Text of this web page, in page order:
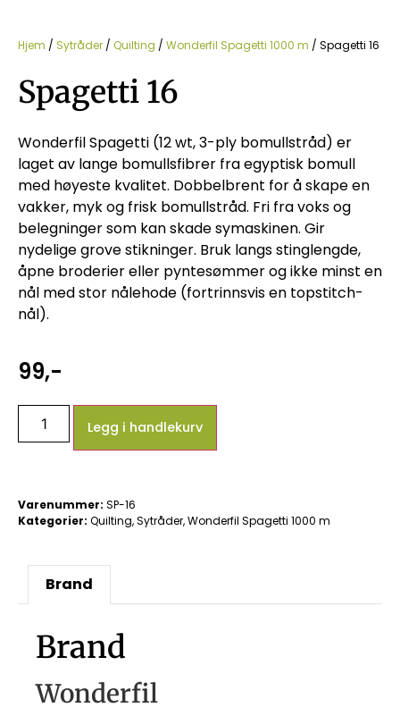
Hjem / Sytråder / Quilting / Wonderfil Spagetti 1000 m / Spagetti 16
Spagetti 16
Wonderfil Spagetti (12 wt, 3-ply bomullstråd) er
laget av lange bomullsfibrer fra egyptisk bomull
med høyeste kvalitet. Dobbelbrent for å skape en
vakker, myk og frisk bomullstråd. Fri fra voks og
belegninger som kan skade symaskinen. Gir
nydelige grove stikninger. Bruk langs stinglengde,
åpne broderier eller pyntesømmer og ikke minst en
nål med stor nålehode (fortrinnsvis en topstitch-
nål).
99,-
Legg i handlekurv
Varenummer: SP-16
Kategorier: Quilting,Sytråder,Wonderfil Spagetti 1000 m
Brand
Brand
Wonderfil